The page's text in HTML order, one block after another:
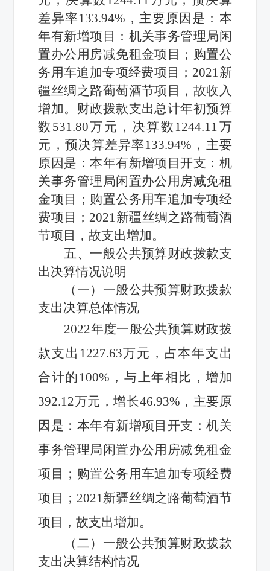
差异率133.94%， 主要原因是：本
年有新增项目：机关事务管理局闲
置办公用房减免租金项目；购置公
务用车追加专项经费项目； 2021新
疆丝绸之路葡萄酒节项目，故收入
增加。 财政拨款支出总计年初预算
数 531.80万元，决算数 1244.11万
元，预决算差异率133.94%， 主要
原因是：本年有新增项目开支：机
关事务管理局闲置办公用房减免租
金项目；购置公务用车追加专项经
费项目； 2021新疆丝绸之路葡萄酒
节项目，故支出增加。
五、一般公共预算财政拨款支
出决算情况说明
（一）一般公共预算财政拨款
支出决算总体情况
2022年度一般公共预算财政拨
款支出 1227.63万元，占本年支出
合计的 100%， 与上年相比，增加
392.12万元，增长46.93% ， 主要原
因是： 本年有新增项目开支：机关
事务管理局闲置办公用房减免租金
项目；购置公务用车追加专项经费
项目； 2021新疆丝绸之路葡萄酒节
项目，故支出增加。
（二）一般公共预算财政拨款
支出决算结构情况